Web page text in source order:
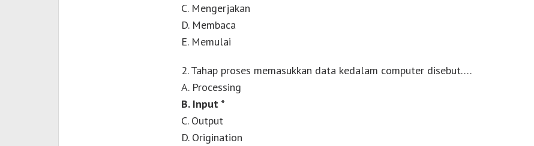
C. Mengerjakan
D. Membaca
E. Memulai
2. Tahap proses memasukkan data kedalam computer disebut….
A. Processing
B. Input *
C. Output
D. Origination